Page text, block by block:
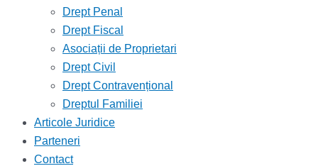
Drept Penal
Drept Fiscal
Asociații de Proprietari
Drept Civil
Drept Contravențional
Dreptul Familiei
Articole Juridice
Parteneri
Contact